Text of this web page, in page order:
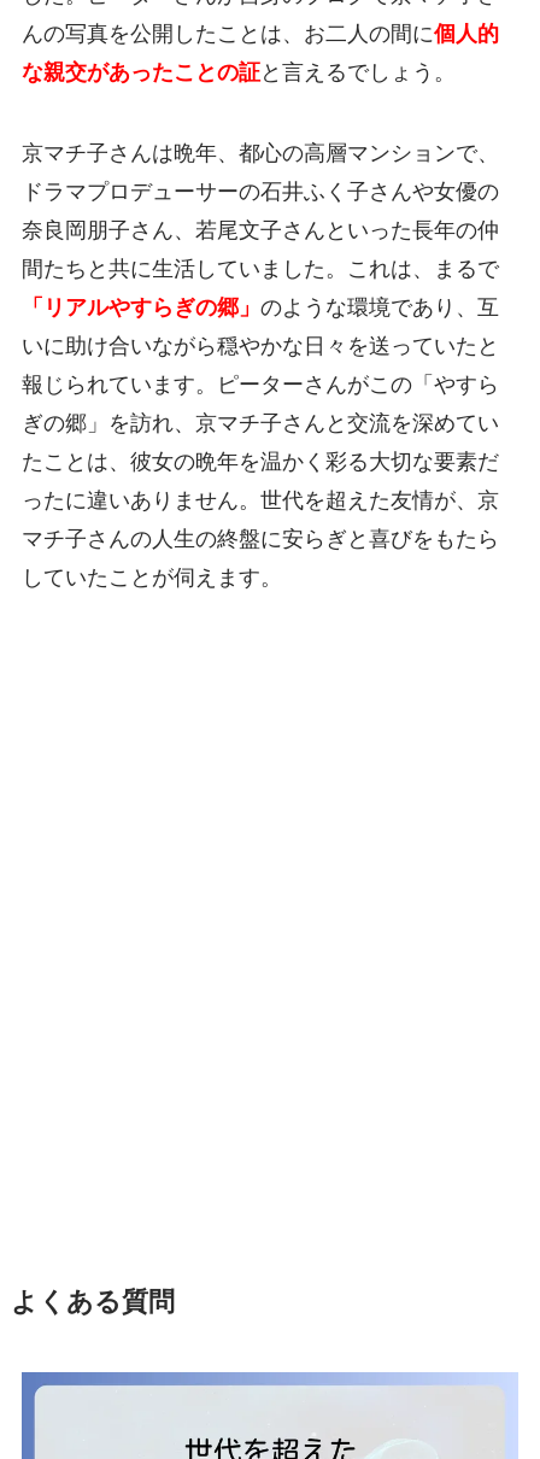
んの写真を公開したことは、お二人の間に個人的
な親交があったことの証と言えるでしょう。
京マチ子さんは晩年、都心の高層マンションで、
ドラマプロデューサーの石井ふく子さんや女優の
奈良岡朋子さん、若尾文子さんといった長年の仲
間たちと共に生活していました。これは、まるで
「リアルやすらぎの郷」 のような環境であり、互
いに助け合いながら穏やかな日々を送っていたと
報じられています。ピーターさんがこの「やすら
ぎの郷」を訪れ、京マチ子さんと交流を深めてい
たことは、彼女の晩年を温かく彩る大切な要素だ
ったに違いありません。世代を超えた友情が、京
マチ子さんの人生の終盤に安らぎと喜びをもたら
していたことが伺えます。
よくある質問